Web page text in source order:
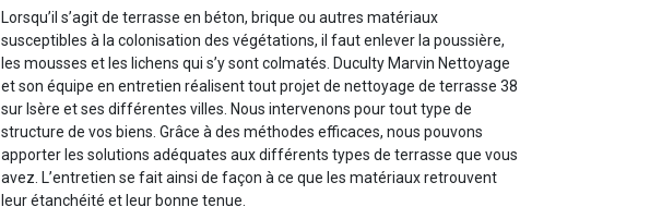
Lorsqu’il s’agit de terrasse en béton, brique ou autres matériaux
susceptibles à la colonisation des végétations, il faut enlever la poussière,
les mousses et les lichens qui s’y sont colmatés. Duculty Marvin Nettoyage
et son équipe en entretien réalisent tout projet de nettoyage de terrasse 38
sur Isère et ses différentes villes. Nous intervenons pour tout type de
structure de vos biens. Grâce à des méthodes efficaces, nous pouvons
apporter les solutions adéquates aux différents types de terrasse que vous
avez. L’entretien se fait ainsi de façon à ce que les matériaux retrouvent
leur étanchéité et leur bonne tenue.